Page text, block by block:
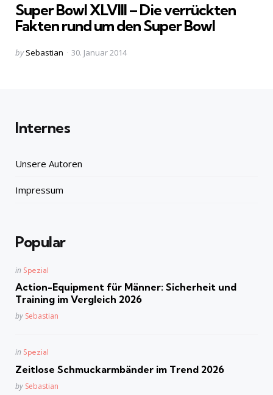
Super Bowl XLVIII – Die verrückten
Fakten rund um den Super Bowl
Posted
by Sebastian 30. Januar 2014
Internes
Unsere Autoren
Impressum
Popular
Posted
in Spezial
Action-Equipment für Männer: Sicherheit und
Training im Vergleich 2026
Posted
by Sebastian
Posted
in Spezial
Zeitlose Schmuckarmbänder im Trend 2026
Posted
by Sebastian